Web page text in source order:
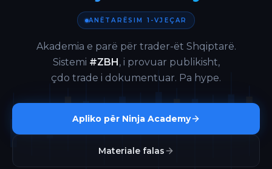
ANËTARËSIM 1-VJEÇAR
Akademia e parë për trader-ët Shqiptarë.
Sistemi #ZBH, i provuar publikisht,
çdo trade i dokumentuar. Pa hype.
Apliko për Ninja Academy
Materiale falas